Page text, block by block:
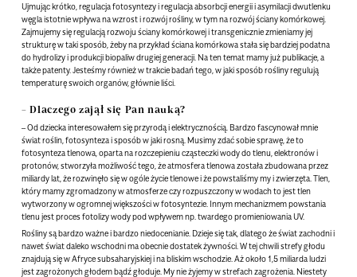
Ujmując krótko, regulacja fotosyntezy i regulacja absorbcji energii i asymilacji dwutlenku
węgla istotnie wpływa na wzrost i rozwój rośliny, w tym na rozwój ściany komórkowej.
Zajmujemy się regulacją rozwoju ściany komórkowej i transgenicznie zmieniamy jej
strukturę w taki sposób, żeby na przykład ściana komórkowa stała się bardziej podatna
do hydrolizy i produkcji biopaliw drugiej generacji. Na ten temat mamy już publikacje, a
także patenty. Jesteśmy również w trakcie badań tego, w jaki sposób rośliny regulują
temperaturę swoich organów, głównie liści.
– Dlaczego zajął się Pan nauką?
– Od dziecka interesowałem się przyrodą i elektrycznością. Bardzo fascynował mnie
świat roślin, fotosynteza i sposób w jaki rosną. Musimy zdać sobie sprawę, że to
fotosynteza tlenowa, oparta na rozczepieniu cząsteczki wody do tlenu, elektronów i
protonów, stworzyła możliwość tego, że atmosfera tlenowa została zbudowana przez
miliardy lat, że rozwinęło się w ogóle życie tlenowe i że powstaliśmy my i zwierzęta. Tlen,
który mamy zgromadzony w atmosferze czy rozpuszczony w wodach to jest tlen
wytworzony w ogromnej większości w fotosyntezie. Innym mechanizmem powstania
tlenu jest proces fotolizy wody pod wpływem np. twardego promieniowania UV.
Rośliny są bardzo ważne i bardzo niedocenianie. Dzieje się tak, dlatego że świat zachodni i
nawet świat daleko wschodni ma obecnie dostatek żywności. W tej chwili strefy głodu
znajdują się w Afryce subsaharyjskiej i na bliskim wschodzie. Aż około 1,5 miliarda ludzi
jest zagrożonych głodem bądź głoduje. My nie żyjemy w strefach zagrożenia. Niestety